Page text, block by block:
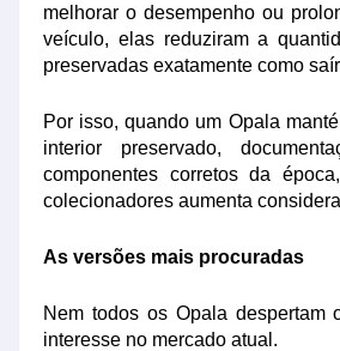
melhorar o desempenho ou
veículo, elas reduziram a
preservadas exatamente como
Por isso, quando um Opala
interior preservado,
componentes corretos da
colecionadores aumenta
As versões mais procuradas
Nem todos os Opala despertam
interesse no mercado atual.